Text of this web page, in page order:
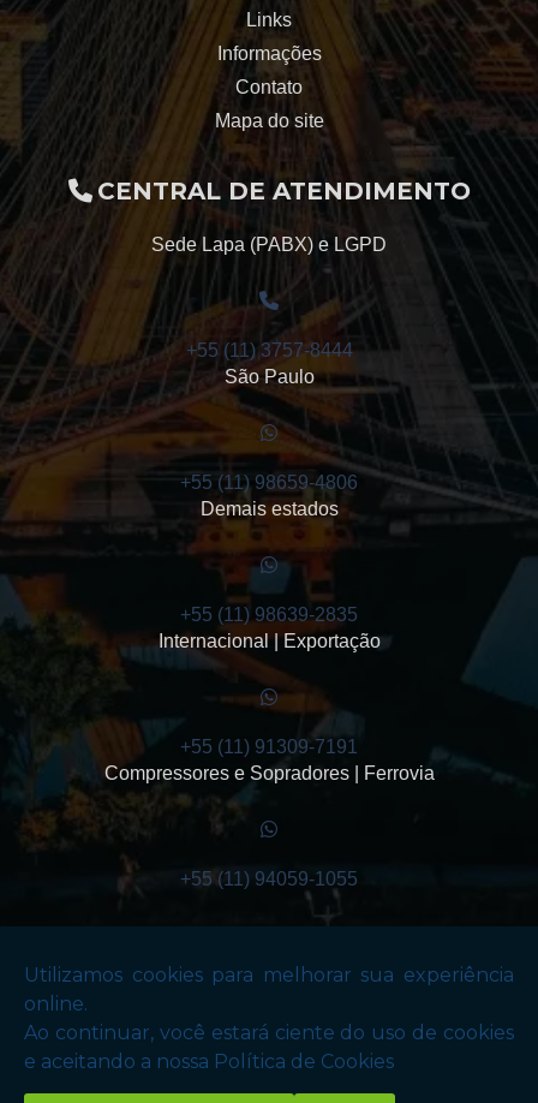
Manutenção preditiva redutores de velocidade
Redutor de engrenagens helicoidais
Redutor de velocidade engrenagem
Redutores sauer
Engrenagem Sauer
Reforma Sauer
Sauer Santana
Links
Informações
Contato
Mapa do site
CENTRAL DE ATENDIMENTO
Sede Lapa (PABX) e LGPD
+55 (11) 3757-8444
São Paulo
+55 (11) 98659-4806
Demais estados
+55 (11) 98639-2835
Internacional | Exportação
+55 (11) 91309-7191
Compressores e Sopradores | Ferrovia
+55 (11) 94059-1055
Copyright © Santana Equipamentos de Transmissão . (Lei 9610 de 19/02/1998)